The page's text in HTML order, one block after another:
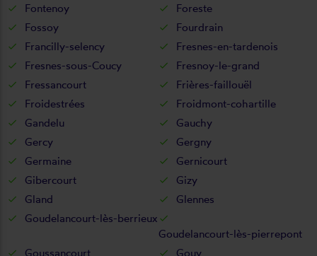
Fontenoy
Foreste
Fossoy
Fourdrain
Francilly-selency
Fresnes-en-tardenois
Fresnes-sous-Coucy
Fresnoy-le-grand
Fressancourt
Frières-faillouël
Froidestrées
Froidmont-cohartille
Gandelu
Gauchy
Gercy
Gergny
Germaine
Gernicourt
Gibercourt
Gizy
Gland
Glennes
Goudelancourt-lès-berrieux
Goudelancourt-lès-pierrepont
Goussancourt
Gouy